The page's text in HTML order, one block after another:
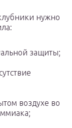
нужно
защиты;
воздухе во